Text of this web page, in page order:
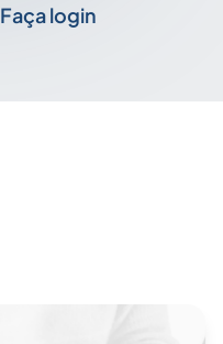
Faça login